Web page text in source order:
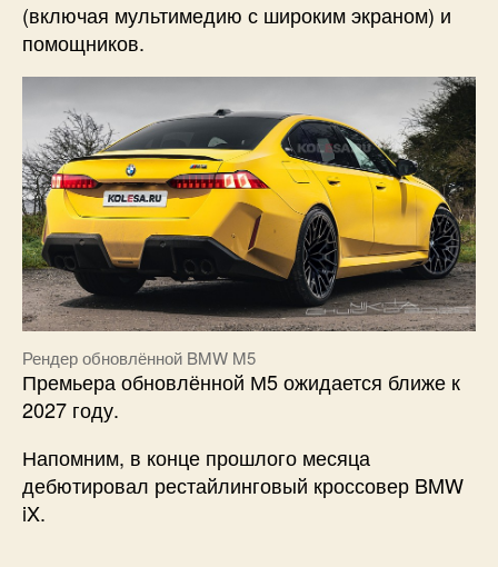
(включая мультимедию с широким экраном) и
помощников.
Рендер обновлённой BMW M5
Премьера обновлённой М5 ожидается ближе к
2027 году.
Напомним, в конце прошлого месяца
дебютировал рестайлинговый кроссовер BMW
iX.